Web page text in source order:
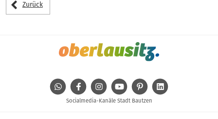
Zurück
WhatsAppFacebookInstagramYoutube Pinterest
Socialmedia-Kanäle Stadt Bautzen